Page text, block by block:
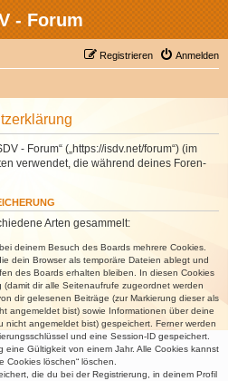
- Forum
Anmelden
Registrieren
- Forum“ („https://isdv.net/forum“) (im
verwendet, die während deines Foren-
Arten gesammelt:
deinem Besuch des Boards mehrere Cookies.
dein Browser als temporäre Dateien ablegt und
des Boards erhalten bleiben. In diesen Cookies
dir alle Seitenaufrufe zugeordnet werden
dir gelesenen Beiträge (zur Markierung dieser als
angemeldet bist) sowie Informationen über deine
nicht angemeldet bist) gespeichert. Ferner werden
und eine Session-ID gespeichert.
eine Gültigkeit von einem Jahr. Alle Cookies kannst
Cookies löschen“ löschen.
die du bei der Registrierung, in deinem Profil